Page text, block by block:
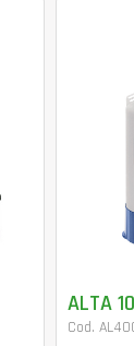
ALTA
Cod.